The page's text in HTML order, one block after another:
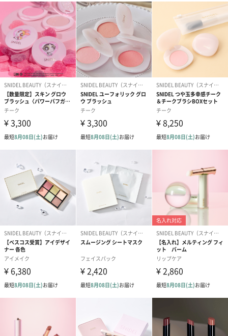
ライブリーにつやめくデューイベージュ。
表情に溶け込みヘルシーな色っぽさをオン。
04 Daring Rose
キュンとした血色感が宿るチェリーレッド。
チャーミングな高揚感で笑顔が似合う頬に。
SNIDEL BEAUTY（スナイデル ビューティ）
私たちの、先をみせよう
聡明さ、かわいさ、強さ、繊細さ、大胆さ
凛とした私らしさ
どんなわたしにもなれる新しいスタンダード。
うつくしくありたい、
同時に未来も大切にしたいと願う
全てのひとに届けたい、サステナブルの形。
きっと生き方すらも変えていく
これからを生きる私たちのクリーンビューティ